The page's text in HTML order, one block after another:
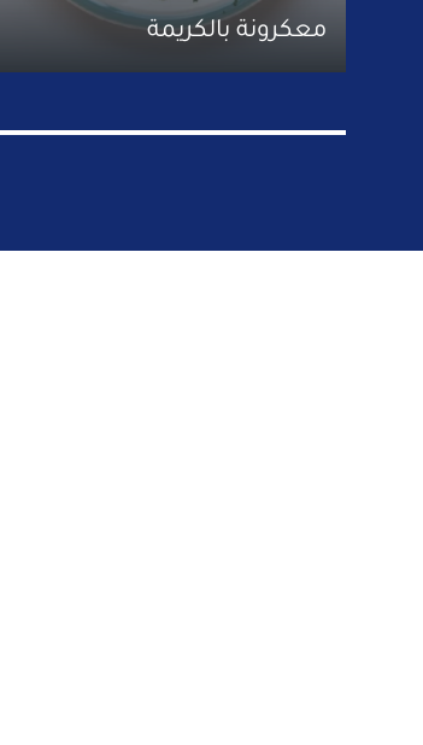
معكرونة بالكريمة